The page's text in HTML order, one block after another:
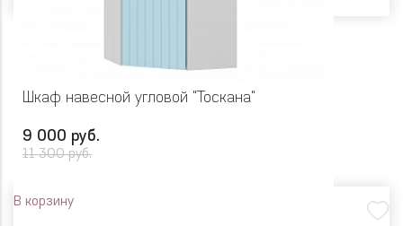
Шкаф навесной угловой "Тоскана"
9 000 руб.
11 300 руб.
В корзину